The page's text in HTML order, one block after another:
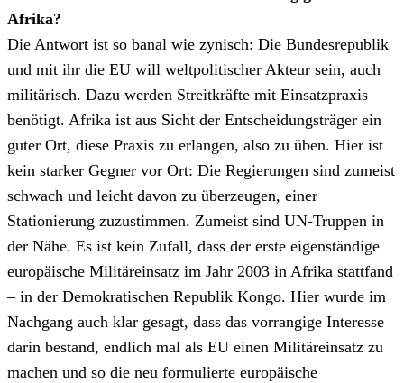
Afrika?
Die Antwort ist so banal wie zynisch: Die Bundesrepublik
und mit ihr die EU will weltpolitischer Akteur sein, auch
militärisch. Dazu werden Streitkräfte mit Einsatzpraxis
benötigt. Afrika ist aus Sicht der Entscheidungsträger ein
guter Ort, diese Praxis zu erlangen, also zu üben. Hier ist
kein starker Gegner vor Ort: Die Regierungen sind zumeist
schwach und leicht davon zu überzeugen, einer
Stationierung zuzustimmen. Zumeist sind UN-Truppen in
der Nähe. Es ist kein Zufall, dass der erste eigenständige
europäische Militäreinsatz im Jahr 2003 in Afrika stattfand
– in der Demokratischen Republik Kongo. Hier wurde im
Nachgang auch klar gesagt, dass das vorrangige Interesse
darin bestand, endlich mal als EU einen Militäreinsatz zu
machen und so die neu formulierte europäische